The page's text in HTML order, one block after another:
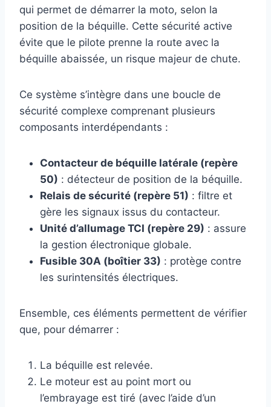
qui permet de démarrer la moto, selon la
position de la béquille. Cette sécurité active
évite que le pilote prenne la route avec la
béquille abaissée, un risque majeur de chute.
Ce système s’intègre dans une boucle de
sécurité complexe comprenant plusieurs
composants interdépendants :
Contacteur de béquille latérale (repère
50) : détecteur de position de la béquille.
Relais de sécurité (repère 51) : filtre et
gère les signaux issus du contacteur.
Unité d’allumage TCI (repère 29) : assure
la gestion électronique globale.
Fusible 30A (boîtier 33) : protège contre
les surintensités électriques.
Ensemble, ces éléments permettent de vérifier
que, pour démarrer :
La béquille est relevée.
Le moteur est au point mort ou
l’embrayage est tiré (avec l’aide d’un